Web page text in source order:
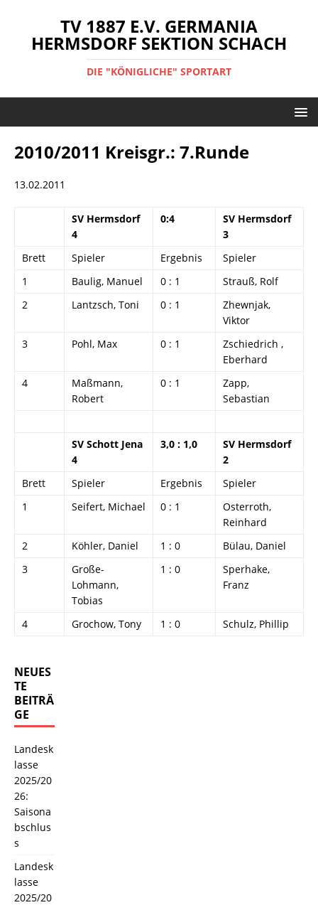
TV 1887 E.V. GERMANIA
HERMSDORF SEKTION SCHACH
DIE "KÖNIGLICHE" SPORTART
2010/2011 Kreisgr.: 7.Runde
13.02.2011
SV Hermsdorf
4
0:4
SV Hermsdorf
3
Brett
Spieler Ergebnis
Spieler
1
Baulig, Manuel 0 : 1
Strauß, Rolf
2
Lantzsch, Toni 0 : 1
Zhewnjak,
Viktor
3
Pohl, Max 0 : 1
Zschiedrich ,
Eberhard
4
Maßmann,
Robert
0 : 1
Zapp,
Sebastian
SV Schott Jena
4
3,0 : 1,0
SV Hermsdorf
2
Brett
Spieler Ergebnis
Spieler
1
Seifert, Michael 0 : 1
Osterroth,
Reinhard
2
Köhler, Daniel 1 : 0
Bülau, Daniel
3
Große-
Lohmann,
Tobias
1 : 0
Sperhake,
Franz
4 Grochow, Tony 1 : 0 Schulz, Phillip
NEUES
TE
BEITRÄ
GE
Landesk
lasse
2025/20
26:
Saisona
bschlus
s
Landesk
lasse
2025/20